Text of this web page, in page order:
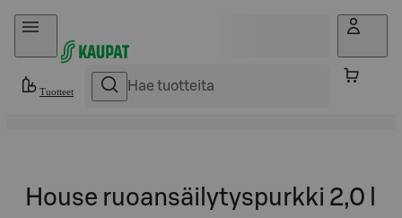
Hyppää sisältöön
Tuotteet
House ruoansäilytyspurkki 2,0 l